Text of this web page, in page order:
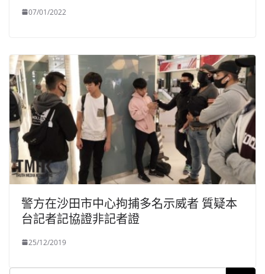
07/01/2022
警方在沙田市中心拘捕多名示威者 質疑本
台記者記協證非記者證
25/12/2019